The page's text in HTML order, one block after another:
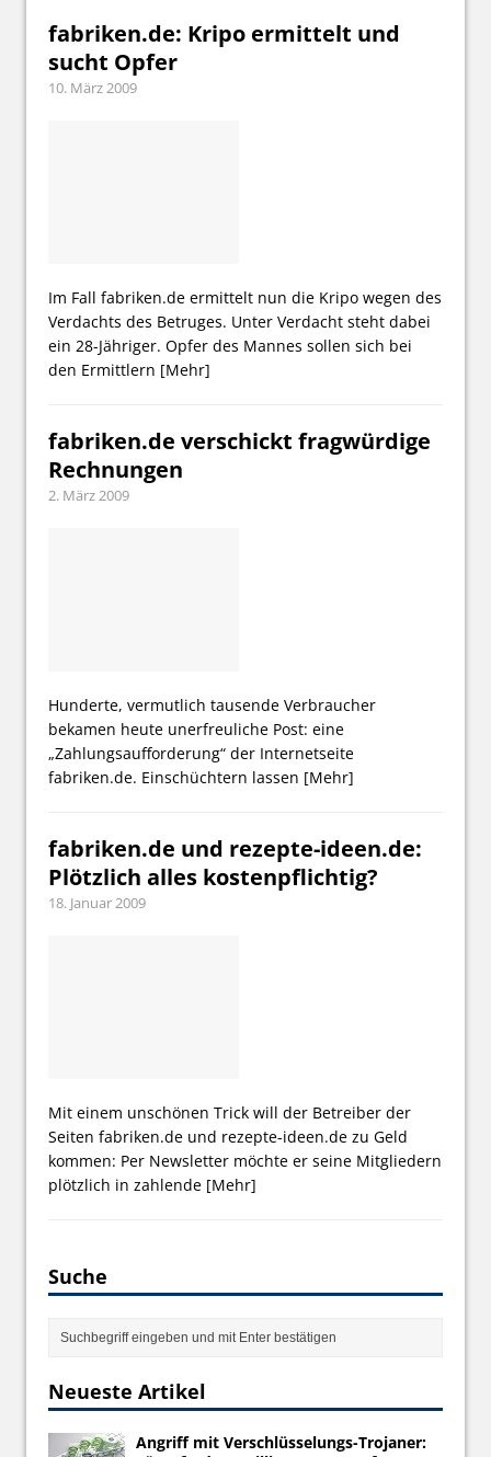
fabriken.de: Kripo ermittelt und
sucht Opfer
10. März 2009
Im Fall fabriken.de ermittelt nun die Kripo wegen des
Verdachts des Betruges. Unter Verdacht steht dabei
ein 28-Jähriger. Opfer des Mannes sollen sich bei
den Ermittlern [Mehr]
fabriken.de verschickt fragwürdige
Rechnungen
2. März 2009
Hunderte, vermutlich tausende Verbraucher
bekamen heute unerfreuliche Post: eine
„Zahlungsaufforderung“ der Internetseite
fabriken.de. Einschüchtern lassen [Mehr]
fabriken.de und rezepte-ideen.de:
Plötzlich alles kostenpflichtig?
18. Januar 2009
Mit einem unschönen Trick will der Betreiber der
Seiten fabriken.de und rezepte-ideen.de zu Geld
kommen: Per Newsletter möchte er seine Mitgliedern
plötzlich in zahlende [Mehr]
Suche
Neueste Artikel
Angriff mit Verschlüsselungs-Trojaner: